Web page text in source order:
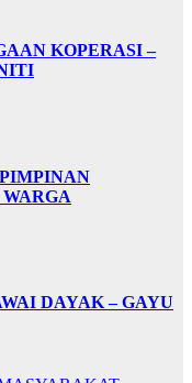
KOPERASI –
DAYAK – GAYU